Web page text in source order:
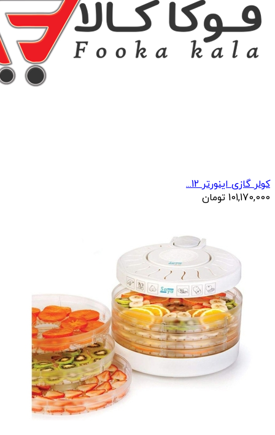
کولر گازی اینورتر 12...
101,170,000 تومان